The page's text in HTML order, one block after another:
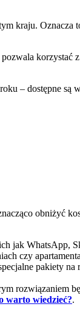
kraju. Oznacza
– dostępne są
obniżyć
jak WhatsApp,
czy
pakiety
rozwiązaniem
warto wiedzieć?.